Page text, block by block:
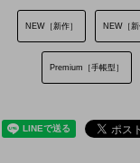
NEW［新作］ NEW［新
Premium［手帳型］